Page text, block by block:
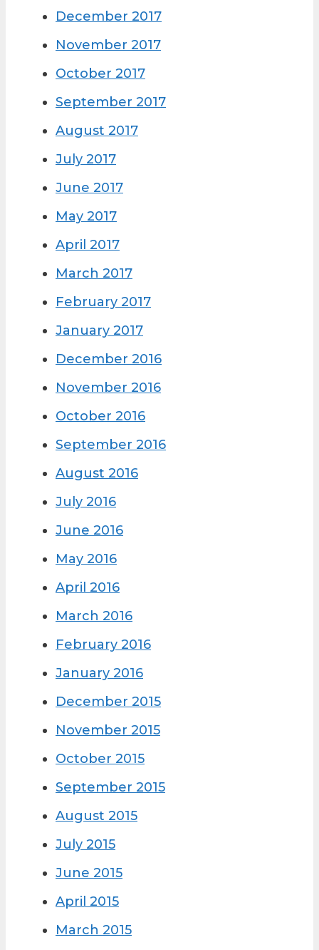
December 2017
November 2017
October 2017
September 2017
August 2017
July 2017
June 2017
May 2017
April 2017
March 2017
February 2017
January 2017
December 2016
November 2016
October 2016
September 2016
August 2016
July 2016
June 2016
May 2016
April 2016
March 2016
February 2016
January 2016
December 2015
November 2015
October 2015
September 2015
August 2015
July 2015
June 2015
April 2015
March 2015